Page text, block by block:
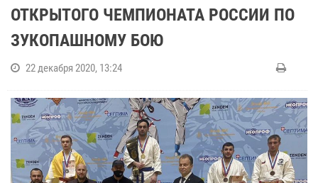
ОТКРЫТОГО ЧЕМПИОНАТА РОССИИ ПО
ЗУКОПАШНОМУ БОЮ
22 декабря 2020, 13:24